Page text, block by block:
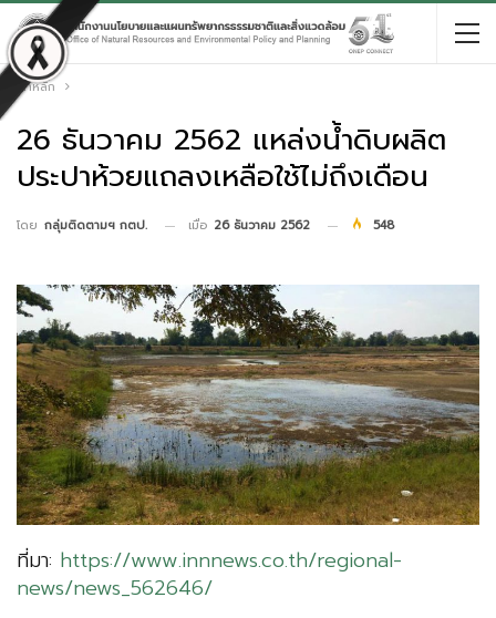
หน้าหลัก
26 ธันวาคม 2562 แหล่งน้ำดิบผลิต
ประปาห้วยแถลงเหลือใช้ไม่ถึงเดือน
โดย กลุ่มติดตามฯ กตป. เมื่อ 26 ธันวาคม 2562 548
ที่มา: https://www.innnews.co.th/regional-
news/news_562646/